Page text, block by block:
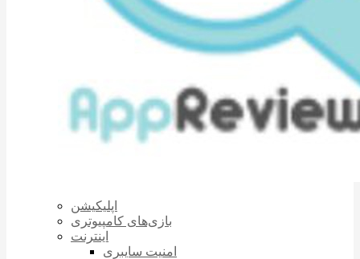
اپلیکیشن
بازی‌های کامپیوتری
اینترنت
امنیت سایبری